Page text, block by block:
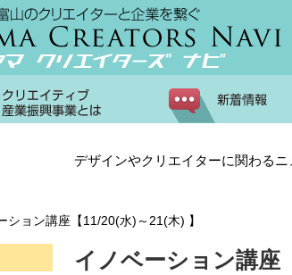
デザインやクリエイターに関わるニ
ション講座【11/20(水)～21(木) 】
イノベーション講座